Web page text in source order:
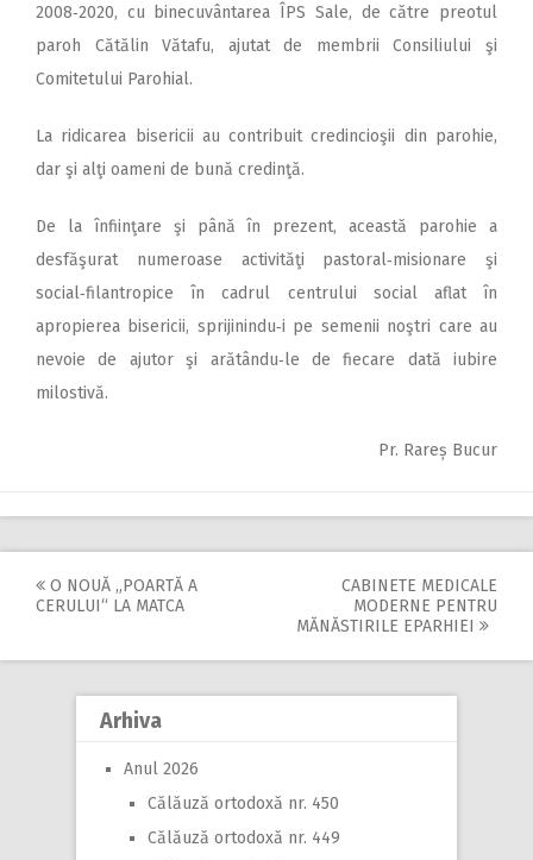
2008‑2020, cu binecuvântarea ÎPS Sale, de către preotul
paroh Cătălin Vătafu, ajutat de membrii Consiliului şi
Comitetului Parohial.
La ridicarea bisericii au con­tribuit credincioşii din parohie,
dar şi alţi oameni de bună credinţă.
De la înfiinţare şi până în prezent, această parohie a
desfăşurat numeroase activităţi pastoral‑misionare şi
social‑filantropice în cadrul centrului social aflat în
apropierea bisericii, sprijinindu‑i pe semenii noştri care au
nevoie de ajutor şi arătându‑le de fiecare dată iubire
milostivă.
Pr. Rareș Bucur
Post
navigation
O NOUĂ „POARTĂ A
CERULUI“ LA MATCA
CABINETE MEDICALE
MODERNE PENTRU
MĂNĂSTIRILE EPARHIEI
Arhiva
Anul 2026
Călăuză ortodoxă nr. 450
Călăuză ortodoxă nr. 449